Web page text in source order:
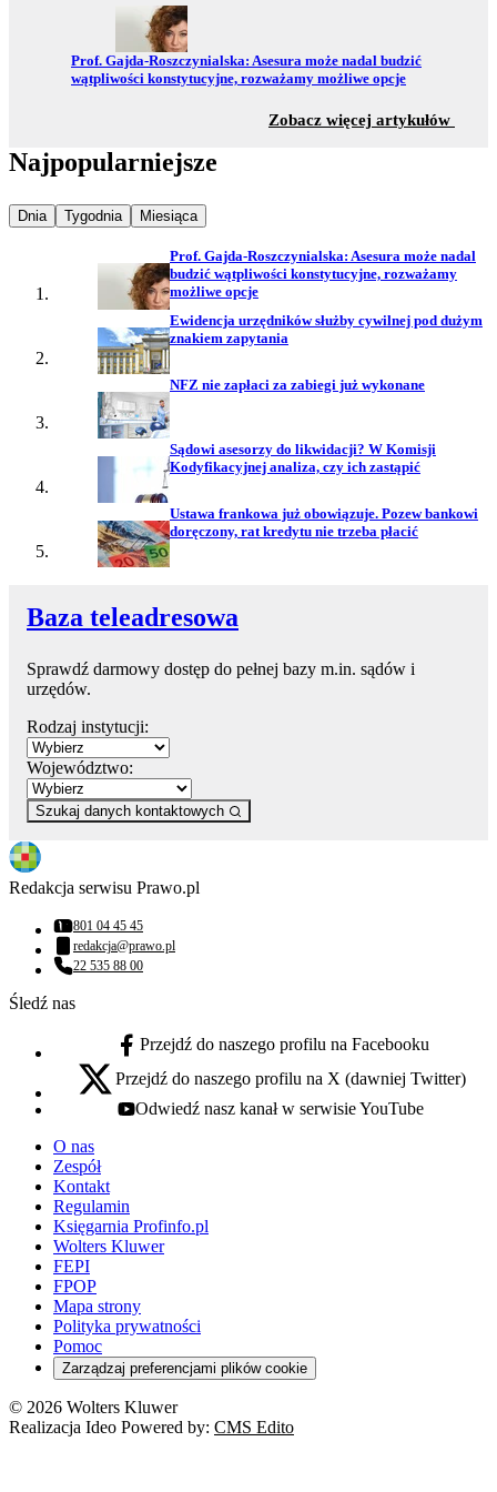
Przejdź do:
Prof. Gajda-Roszczynialska: Asesura może nadal budzić
wątpliwości konstytucyjne, rozważamy możliwe opcje
Zobacz więcej artykułów
Najpopularniejsze
Najpopularniejsze wiadomości z
Dnia Najpopularniejsze wiadomości z
Tygodnia Najpopularniejsze wiadomości z
Miesiąca
Prof. Gajda-Roszczynialska: Asesura może nadal
budzić wątpliwości konstytucyjne, rozważamy
możliwe opcje
Ewidencja urzędników służby cywilnej pod dużym
znakiem zapytania
NFZ nie zapłaci za zabiegi już wykonane
Sądowi asesorzy do likwidacji? W Komisji
Kodyfikacyjnej analiza, czy ich zastąpić
Ustawa frankowa już obowiązuje. Pozew bankowi
doręczony, rat kredytu nie trzeba płacić
Baza teleadresowa
Sprawdź darmowy dostęp do pełnej bazy m.in. sądów i
urzędów.
Rodzaj instytucji:
Województwo:
Szukaj danych kontaktowych
Redakcja serwisu Prawo.pl
Numer telefonu:
801 04 45 45
Adres email:
redakcja@prawo.pl
Numer telefonu:
22 535 88 00
Śledź nas
facebook - otwiera się w nowej karcie
Przejdź do naszego profilu na Facebooku
x - otwiera się w nowej karcie
Przejdź do naszego profilu na X (dawniej Twitter)
youtube - otwiera się w nowej karcie
Odwiedź nasz kanał w serwisie YouTube
O nas
Zespół
Kontakt
Regulamin
Księgarnia Profinfo.pl
Wolters Kluwer
FEPI
FPOP
Mapa strony
Polityka prywatności
Pomoc
Zarządzaj preferencjami plików cookie
© 2026 Wolters Kluwer
Realizacja Ideo Powered by: CMS Edito